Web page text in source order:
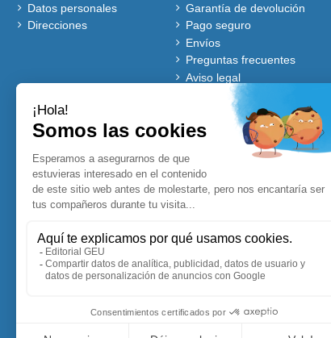
Datos personales
Direcciones
Garantía de devolución
Pago seguro
Envíos
Preguntas frecuentes
Aviso legal
Quiénes somos
Política de cookies
Autores
Ventajas de comprar en
nuestra web
Cuentos Disney
Accesibles para Todos
Planificadores y
Lecturas comprensivas
Blog